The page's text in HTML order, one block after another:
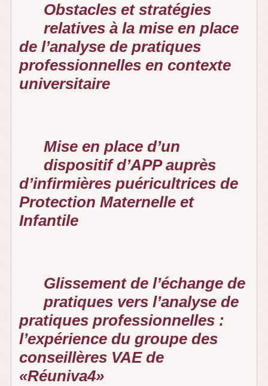
Obstacles et stratégies
relatives à la mise en place
de l’analyse de pratiques
professionnelles en contexte
universitaire
Mise en place d’un
dispositif d’APP auprès
d’infirmières puéricultrices de
Protection Maternelle et
Infantile
Glissement de l’échange de
pratiques vers l’analyse de
pratiques professionnelles :
l’expérience du groupe des
conseillères VAE de
«Réuniva4»